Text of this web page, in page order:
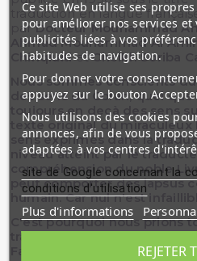
traduction en langue
parDocteur Mouhammad
Ahmad Mouhammad Al
ChinqiuitietCheikh Soriba
Nous sommes conscients
des sens du Coran, quel
toujours en deçà des sens
texte original du miraculeux
sens exprimés dans la
niveau atteint par le
compréhension du noble
peut comporter des lapsus
humain. Car nul n'est
C'est pourquoi nous prions
traduction de faire parvenir
Fahd à Médine tout lapsus,
Ce site Web utilise ses
pour améliorer nos services
publicités liées à vos
habitudes de navigation.
Pour donner votre
appuyez sur le bouton
Nous utilisons des cookies
annonces, afin de vous
adaptées à vos centres
site de Google concernant la
conditions d'utilisation
Plus d'informations
REJETER